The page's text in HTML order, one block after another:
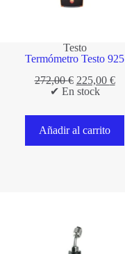
Testo
Termómetro Testo 925
272,00€ El
precio
era:
272,00 €.
225,00 €El
es:
✔ En stock
Añadir al carrito